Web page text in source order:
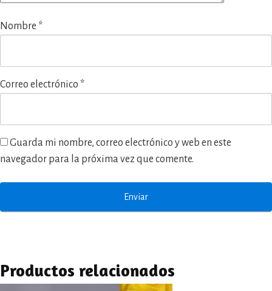
Nombre *
Correo electrónico *
Guarda mi nombre, correo electrónico y web en este
navegador para la próxima vez que comente.
Productos relacionados